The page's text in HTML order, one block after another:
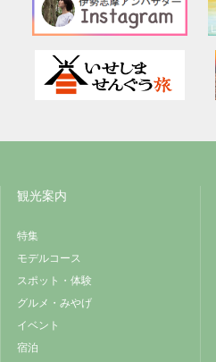
観光案内
特集
モデルコース
スポット・体験
グルメ・みやげ
イベント
宿泊